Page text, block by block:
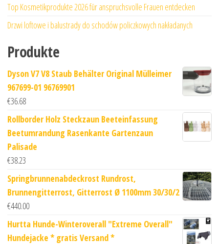
Top Kosmetikprodukte 2026 für anspruchsvolle Frauen entdecken
Drzwi loftowe i balustrady do schodów policzkowych nakładanych
Produkte
Dyson V7 V8 Staub Behälter Original Mülleimer
967699-01 96769901
€36.68
Rollborder Holz Steckzaun Beeteinfassung
Beetumrandung Rasenkante Gartenzaun
Palisade
€38.23
Springbrunnenabdeckrost Rundrost,
Brunnengitterrost, Gitterrost Ø 1100mm 30/30/2
€440.00
Hurtta Hunde-Winteroverall "Extreme Overall"
Hundejacke * gratis Versand *